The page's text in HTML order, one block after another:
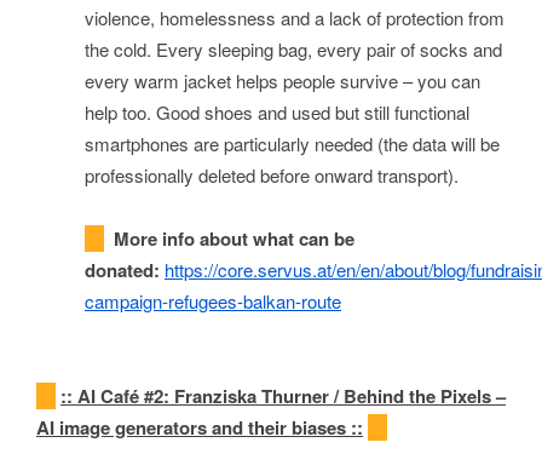
violence, homelessness and a lack of protection from
the cold. Every sleeping bag, every pair of socks and
every warm jacket helps people survive – you can
help too. Good shoes and used but still functional
smartphones are particularly needed (the data will be
professionally deleted before onward transport).
More info about what can be
donated: https://core.servus.at/en/en/about/blog/
campaign-refugees-balkan-route
:: AICafé #2: Franziska Thurner / Behind the Pixels –
AI image generators and their biases ::